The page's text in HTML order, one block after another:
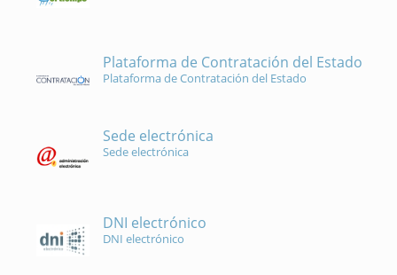
Plataforma de Contratación del Estado
Plataforma de Contratación del Estado
Sede electrónica
Sede electrónica
DNI electrónico
DNI electrónico